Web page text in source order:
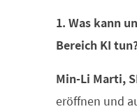
1. Was kann
Bereich KI
Min-Li Marti,
eröffnen und